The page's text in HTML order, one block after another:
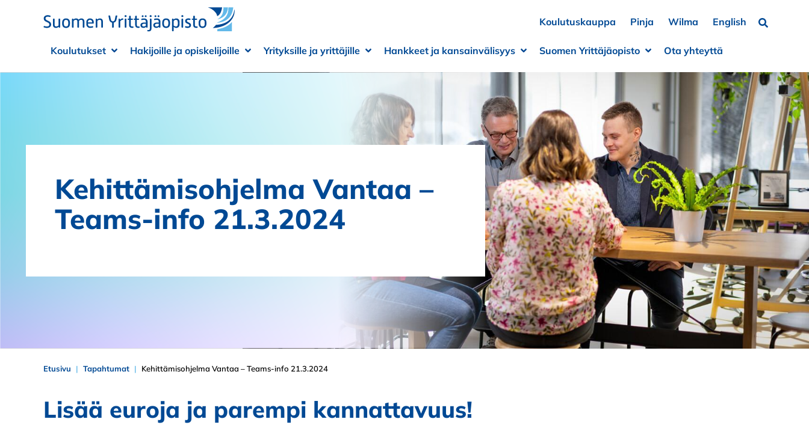
Koulutuskauppa
Pinja Wilma English Hae…
Koulutukset
Avaa alivalikko
Sulje alivalikko
Hakijoille ja opiskelijoille
Avaa alivalikko
Sulje alivalikko
Yrityksille ja yrittäjille
Avaa alivalikko
Sulje alivalikko
Hankkeet ja kansainvälisyys
Avaa alivalikko
Sulje alivalikko
Suomen Yrittäjäopisto
Avaa alivalikko
Sulje alivalikko
Ota yhteyttä
Kehittämisohjelma Vantaa –
Teams-info 21.3.2024
Etusivu Tapahtumat Kehittämisohjelma Vantaa – Teams-info 21.3.2024
Lisää euroja ja parempi kannattavuus!